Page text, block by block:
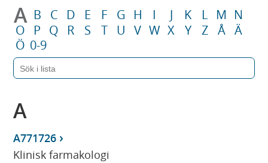
A B C D E F G H I J K L M N
O
P Q R S T U V W X Y Z Å Ä
Ö 0-9
A
A771726
Klinisk farmakologi